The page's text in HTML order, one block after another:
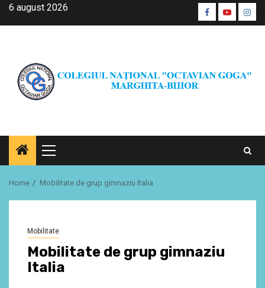
Skip6 august 2026 Facebook
Youtube
CŞE
Primary
Menu
Home Mobilitate de grup gimnaziu Italia
Mobilitate
Mobilitate de grup gimnaziu
Italia